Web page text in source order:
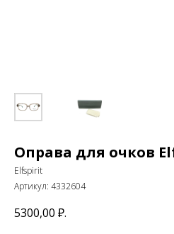
Оправа для очков
Elfspirit
Артикул: 4332604
5300,00 ₽.